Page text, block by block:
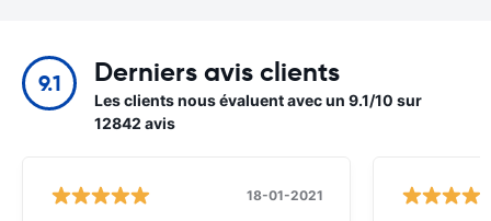
9.1 Derniers avis clients
Les clients nous évaluent avec un 9.1/10 sur
12842 avis
18-01-2021